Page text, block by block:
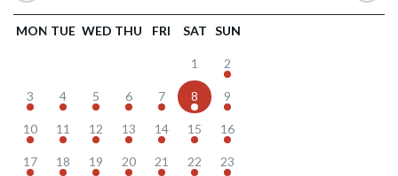
MON TUE WED THU FRI SAT SUN
1 2
3 4 5 6 7 8 9
10 11 12 13 14 15 16
17 18 19 20 21 22 23